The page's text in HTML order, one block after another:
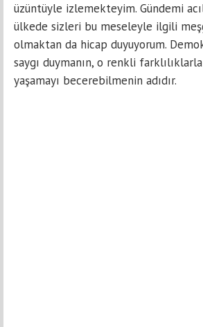
üzüntüyle izlemekteyim. Gündemi
ülkede sizleri bu meseleyle ilgili
olmaktan da hicap duyuyorum.
saygı duymanın, o renkli
yaşamayı becerebilmenin adıdır.